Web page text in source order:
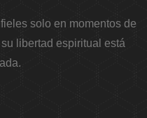
solo en momentos de
libertad espiritual está